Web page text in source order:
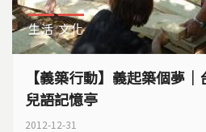
生活 文化
【義築行動】義起築個夢
兒語記憶亭
2012-12-31